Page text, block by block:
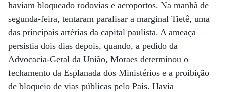
haviam bloqueado rodovias e aeroportos. Na manhã de
segunda-feira, tentaram paralisar a marginal Tietê, uma
das principais artérias da capital paulista. A ameaça
persistia dois dias depois, quando, a pedido da
Advocacia-Geral da União, Moraes determinou o
fechamento da Esplanada dos Ministérios e a proibição
de bloqueio de vias públicas pelo País. Havia